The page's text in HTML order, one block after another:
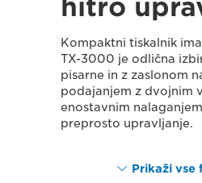
hitro
Kompaktni tiskalnik
TX-3000 je odlična
pisarne in z zaslonom
podajanjem z dvojnim
enostavnim
preprosto upravljanje.
Prikaži vse